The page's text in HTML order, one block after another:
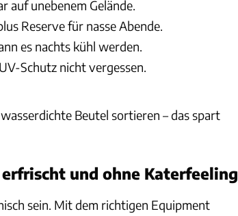
auf unebenem Gelände.
Reserve für nasse Abende.
es nachts kühl werden.
Schutz nicht vergessen.
Beutel sortieren – das spart
und ohne Katerfeeling
sein. Mit dem richtigen Equipment